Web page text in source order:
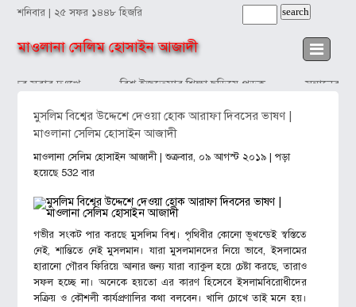
শনিবার | ২৫ সফর ১৪৪৮ হিজরি
মাওলানা সেলিম হোসাইন আজাদী
সবার দুঃখে বিশ্ব ইজতেমার শিক্ষা ছড়িয়ে পড়ুক সন্তানের
মুসলিম বিশ্বের উদ্দেশে দেওয়া হোক আরাফা দিবসের ভাষণ |
মাওলানা সেলিম হোসাইন আজাদী
মাওলানা সেলিম হোসাইন আজাদী| শুক্রবার, ০৯ আগস্ট ২০১৯ | পড়া
হয়েছে 532 বার
গভীর সংকট পার করছে মুসলিম বিশ্ব। পৃথিবীর কোনো ভূখন্ডেই স্বস্তিতে
নেই, শান্তিতে নেই মুসলমান। যারা মুসলমানদের নিয়ে ভাবে, ইসলামের
হারানো গৌরব ফিরিয়ে আনার জন্য যারা ব্যাকুল হয়ে চেষ্টা করছে, তারাও
সফল হচ্ছে না। অনেকে হয়তো এর কারণ হিসেবে ইসলামবিরোধীদের
সক্রিয় ও কৌশলী কার্যপ্রণালির কথা বলবেন। খালি চোখে তাই মনে হয়।